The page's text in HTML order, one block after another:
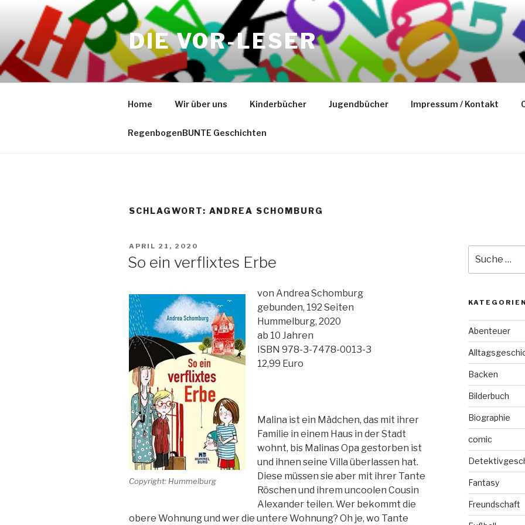
springen
DIE VOR-LESER
Home Wir über uns Kinderbücher Jugendbücher Impressum / Kontakt
RegenbogenBUNTE Geschichten
SCHLAGWORT: ANDREA SCHOMBURG
VERÖFFENTLICHT
APRIL 21, 2020
So ein verflixtes Erbe
Copyright: Hummelburg
von Andrea Schomburg
gebunden, 192 Seiten
Hummelburg, 2020
ab 10 Jahren
ISBN 978-3-7478-0013-3
12,99 Euro
Malina ist ein Mädchen, das mit ihrer
Familie in einem Haus in der Stadt
wohnt, bis Malinas Opa gestorben ist
und ihnen seine Villa überlassen hat.
Diese müssen sie aber mit ihrer Tante
Röschen und ihrem uncoolen Cousin
Alexander teilen. Wer bekommt die
obere Wohnung und wer die untere Wohnung? Oh je, wo Tante
nach:
KATEGORIEN
Abenteuer
Backen
Bilderbuch
Biographie
comic
Fantasy
Freundschaft